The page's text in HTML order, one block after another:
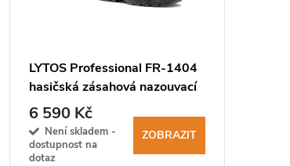
LYTOS Professional FR-1404
hasičská zásahová nazouvací
obuv
6 590 Kč
Není skladem -
dostupnost na
dotaz
ZOBRAZIT